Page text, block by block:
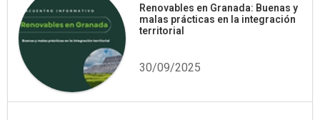
Renovables en Granada: Buenas y
malas prácticas en la integración
territorial
30/09/2025